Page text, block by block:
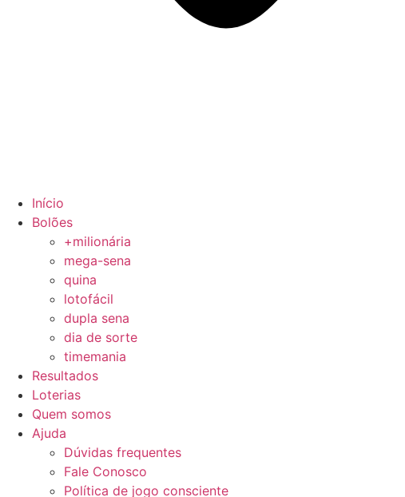
Início
Bolões
+milionária
mega-sena
quina
lotofácil
dupla sena
dia de sorte
timemania
Resultados
Loterias
Quem somos
Ajuda
Dúvidas frequentes
Fale Conosco
Política de jogo consciente